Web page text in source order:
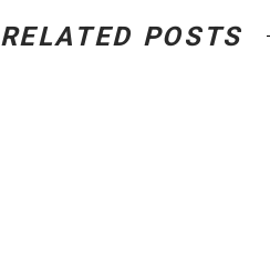
RELATED POSTS